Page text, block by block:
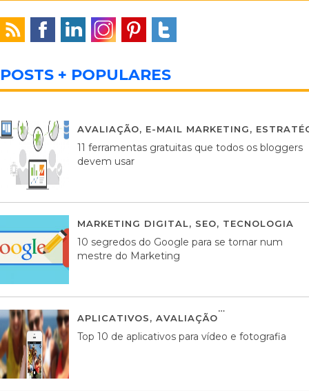
POSTS + POPULARES
AVALIAÇÃO, E-MAIL MARKETING,
11 ferramentas gratuitas que todos os bloggers
devem usar
MARKETING DIGITAL, SEO, TECNOLOGIA
10 segredos do Google para se tornar num
mestre do Marketing
APLICATIVOS, AVALIAÇÃO
Top 10 de aplicativos para vídeo e fotografia